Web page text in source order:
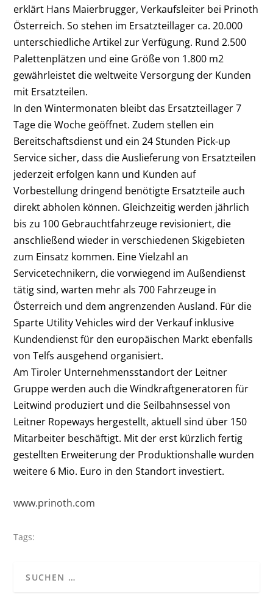
erklärt Hans Maierbrugger, Verkaufsleiter bei Prinoth
Österreich. So stehen im Ersatzteillager ca. 20.000
unterschiedliche Artikel zur Verfügung. Rund 2.500
Palettenplätzen und eine Größe von 1.800 m2
gewährleistet die weltweite Versorgung der Kunden
mit Ersatzteilen.
In den Wintermonaten bleibt das Ersatzteillager 7
Tage die Woche geöffnet. Zudem stellen ein
Bereitschaftsdienst und ein 24 Stunden Pick-up
Service sicher, dass die Auslieferung von Ersatzteilen
jederzeit erfolgen kann und Kunden auf
Vorbestellung dringend benötigte Ersatzteile auch
direkt abholen können. Gleichzeitig werden jährlich
bis zu 100 Gebrauchtfahrzeuge revisioniert, die
anschließend wieder in verschiedenen Skigebieten
zum Einsatz kommen. Eine Vielzahl an
Servicetechnikern, die vorwiegend im Außendienst
tätig sind, warten mehr als 700 Fahrzeuge in
Österreich und dem angrenzenden Ausland. Für die
Sparte Utility Vehicles wird der Verkauf inklusive
Kundendienst für den europäischen Markt ebenfalls
von Telfs ausgehend organisiert.
Am Tiroler Unternehmensstandort der Leitner
Gruppe werden auch die Windkraftgeneratoren für
Leitwind produziert und die Seilbahnsessel von
Leitner Ropeways hergestellt, aktuell sind über 150
Mitarbeiter beschäftigt. Mit der erst kürzlich fertig
gestellten Erweiterung der Produktionshalle wurden
weitere 6 Mio. Euro in den Standort investiert.
www.prinoth.com
Tags: